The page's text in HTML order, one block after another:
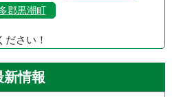
郡黒潮町
さい！
新情報